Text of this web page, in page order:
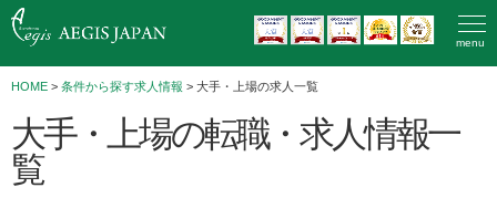
menu
HOME > 条件から探す求人情報 > 大手・上場の求人一覧
大手・上場の転職・求人情報一
覧